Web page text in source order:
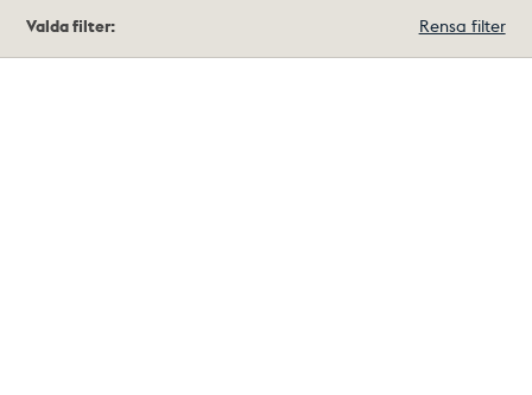
träffar
Valda filter: Rensa filter